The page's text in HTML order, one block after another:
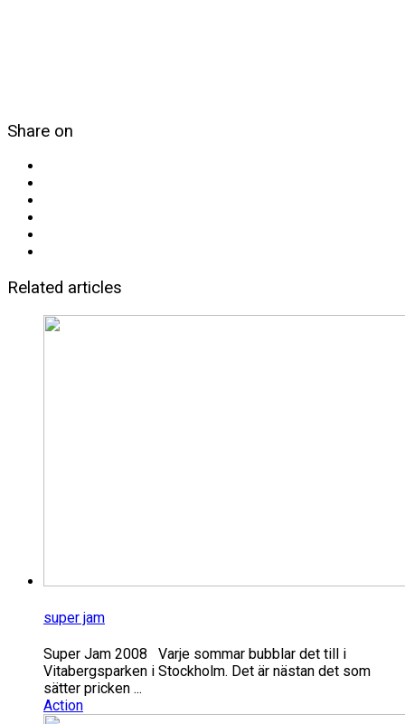
Share on
Related articles
super jam
Super Jam 2008 Varje sommar bubblar det till i
Vitabergsparken i Stockholm. Det är nästan det som
sätter pricken ...
Action